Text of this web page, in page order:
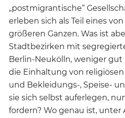
„postmigrantische“
erleben sich als Teil eines
größeren Ganzen. Was ist
Stadtbezirken mit
Berlin-Neukölln, weniger
die Einhaltung von
und Bekleidungs-, Speise-
sie sich selbst auferlegen,
fordern? Wo genau ist, unter